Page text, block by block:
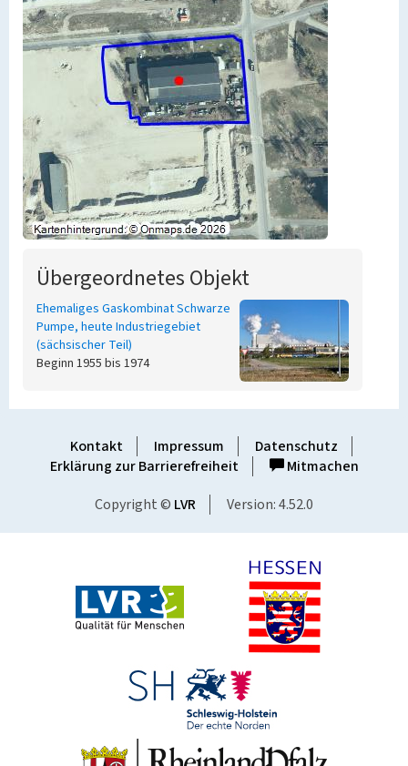
Übergeordnetes Objekt
Ehemaliges Gaskombinat Schwarze
Pumpe, heute Industriegebiet
(sächsischer Teil)
Beginn 1955 bis 1974
Kontakt Impressum
Datenschutz
Erklärung zur Barrierefreiheit
Mitmachen
Copyright © LVR Version: 4.52.0